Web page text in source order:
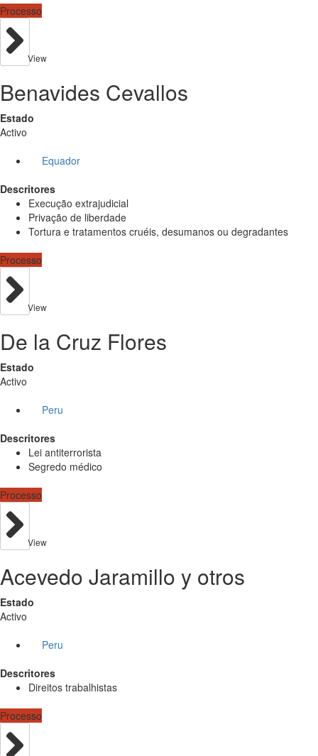
Processo
View
Benavides Cevallos
Estado
Activo
Equador
Descritores
Execução extrajudicial
Privação de liberdade
Tortura e tratamentos cruéis, desumanos ou degradantes
Processo
View
De la Cruz Flores
Estado
Activo
Peru
Descritores
Lei antiterrorista
Segredo médico
Processo
View
Acevedo Jaramillo y otros
Estado
Activo
Peru
Descritores
Direitos trabalhistas
Processo